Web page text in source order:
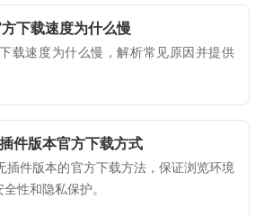
下载速度为什么慢
下载速度为什么慢，解析常见原因并提供
件版本官方下载方式
插件版本的官方下载方法，保证浏览环境
性和隐私保护。